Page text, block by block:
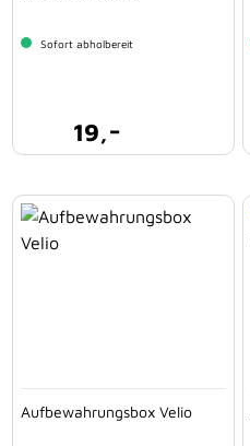
Sofort abholbereit
19,-
Aufbewahrungsbox Velio